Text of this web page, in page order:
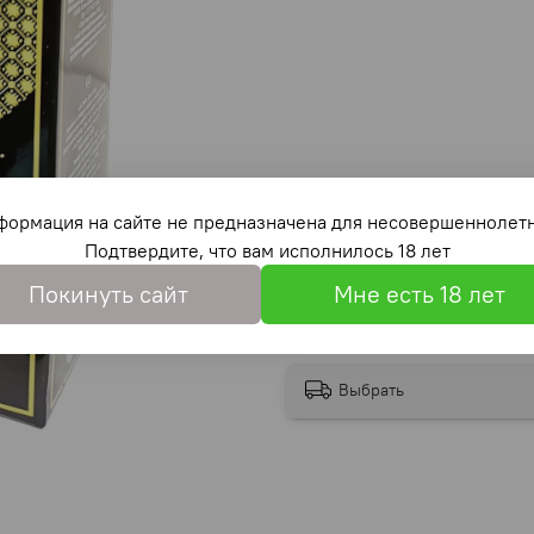
Выбрать
на сайте не предназначена для
Подтвердите, что вам исполнилось 18 лет
Покинуть сайт Мне есть 18 лет